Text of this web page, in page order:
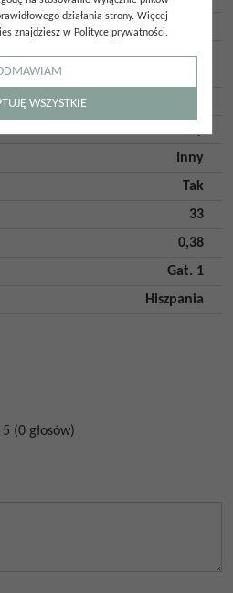
Strukturalna
Inny
Tak
33
0,38
Gat. 1
Hiszpania
5 (0 głosów)
działania strony. Więcej
znajdziesz w Polityce prywatności.
WSZYSTKIE